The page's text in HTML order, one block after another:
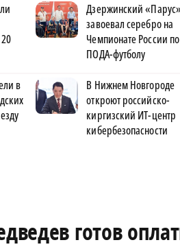
Дзержинский «Парус»
завоевал серебро на
Чемпионате России по
ПОДА-футболу
в
В Нижнем Новгороде
откроют российско-
киргизский ИТ-центр
кибербезопасности
готов